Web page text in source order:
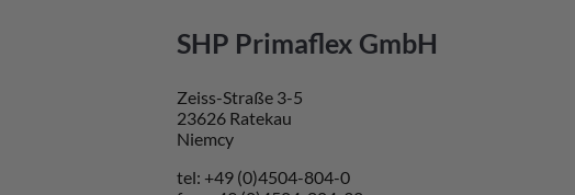
SHP Primaflex GmbH
Zeiss-Straße 3-5
23626 Ratekau
Niemcy
tel: +49 (0)4504-804-0